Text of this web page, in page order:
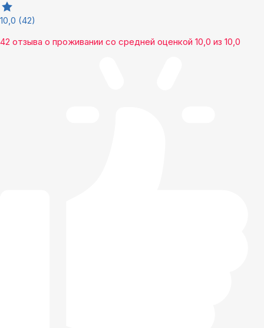
10,0 (42)
42 отзыва о проживании со средней оценкой 10,0 из 10,0